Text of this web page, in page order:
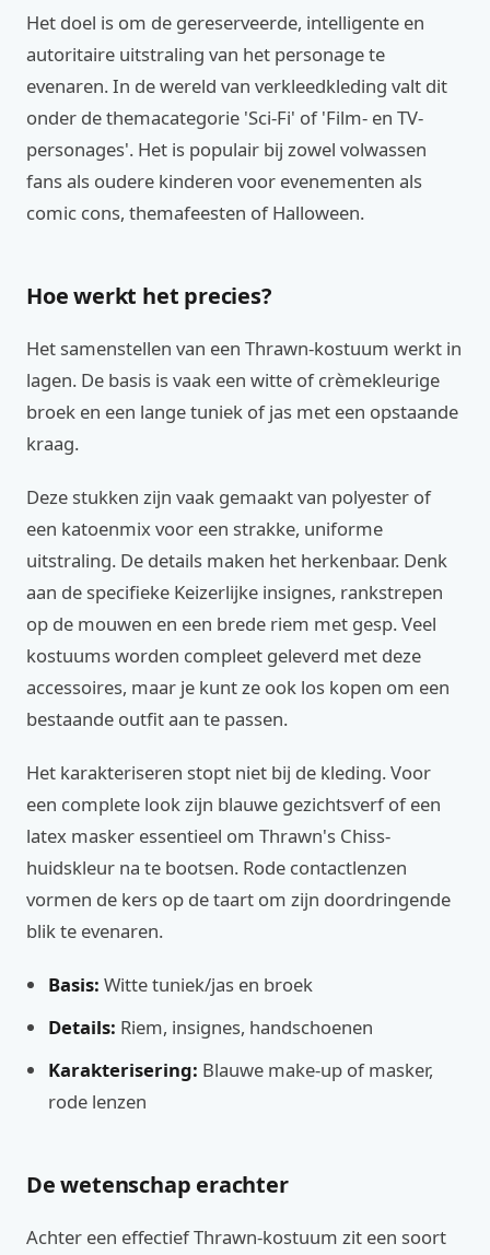
Het doel is om de gereserveerde, intelligente en
autoritaire uitstraling van het personage te
evenaren. In de wereld van verkleedkleding valt dit
onder de themacategorie 'Sci-Fi' of 'Film- en TV-
personages'. Het is populair bij zowel volwassen
fans als oudere kinderen voor evenementen als
comic cons, themafeesten of Halloween.
Hoe werkt het precies?
Het samenstellen van een Thrawn-kostuum werkt in
lagen. De basis is vaak een witte of crèmekleurige
broek en een lange tuniek of jas met een opstaande
kraag.
Deze stukken zijn vaak gemaakt van polyester of
een katoenmix voor een strakke, uniforme
uitstraling. De details maken het herkenbaar. Denk
aan de specifieke Keizerlijke insignes, rankstrepen
op de mouwen en een brede riem met gesp. Veel
kostuums worden compleet geleverd met deze
accessoires, maar je kunt ze ook los kopen om een
bestaande outfit aan te passen.
Het karakteriseren stopt niet bij de kleding. Voor
een complete look zijn blauwe gezichtsverf of een
latex masker essentieel om Thrawn's Chiss-
huidskleur na te bootsen. Rode contactlenzen
vormen de kers op de taart om zijn doordringende
blik te evenaren.
Basis: Witte tuniek/jas en broek
Details: Riem, insignes, handschoenen
Karakterisering: Blauwe make-up of masker,
rode lenzen
De wetenschap erachter
Achter een effectief Thrawn-kostuum zit een soort